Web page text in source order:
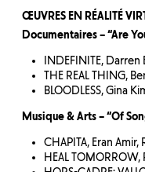
ŒUVRES EN RÉALITÉ
Documentaires – “Are
INDEFINITE,
THE REAL THING,
BLOODLESS, Gina
Musique & Arts – “Of
CHAPITA, Eran
HEAL